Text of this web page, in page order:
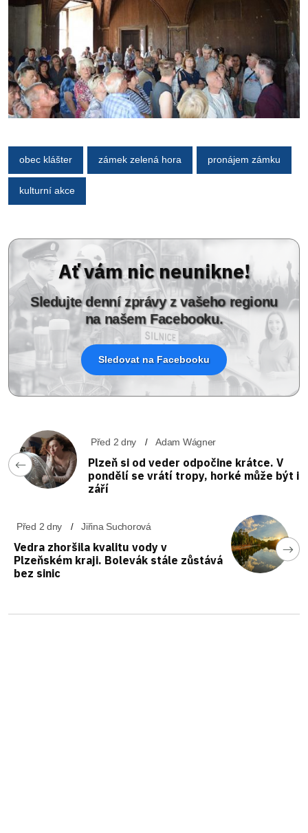
obec klášter zámek zelená hora pronájem zámku
kulturní akce
Ať vám nic neunikne!
Sledujte denní zprávy z vašeho regionu
na našem Facebooku.
Sledovat na Facebooku
Před 2 dny Adam Wágner
Plzeň si od veder odpočine krátce. V
pondělí se vrátí tropy, horké může být i
září
Před 2 dny Jiřina Suchorová
Vedra zhoršila kvalitu vody v
Plzeňském kraji. Bolevák stále zůstává
bez sinic